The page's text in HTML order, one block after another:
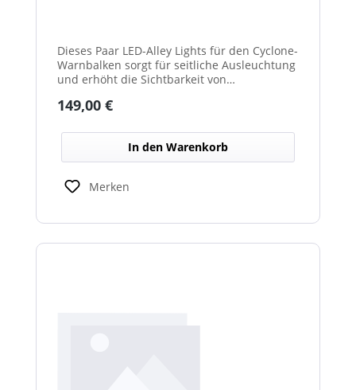
Dieses Paar LED-Alley Lights für den Cyclone-
Warnbalken sorgt für seitliche Ausleuchtung
und erhöht die Sichtbarkeit von
Regulärer Preis:
149,00 €
In den Warenkorb
Merken